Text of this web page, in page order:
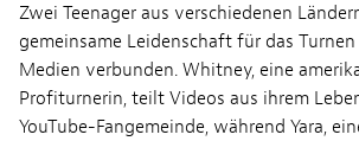
Zwei Teenager aus verschiedenen
gemeinsame Leidenschaft für das
Medien verbunden. Whitney, eine
Profiturnerin, teilt Videos aus ihrem
YouTube-Fangemeinde, während Yara,